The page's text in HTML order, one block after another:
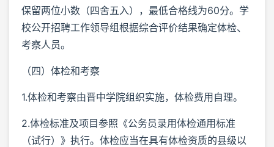
保留两位小数（四舍五入），最低合格线为60分。学
校公开招聘工作领导组根据综合评价结果确定体检、
考察人员。
（四）体检和考察
1.体检和考察由晋中学院组织实施，体检费用自理。
2.体检标准及项目参照《公务员录用体检通用标准
（试行）》执行。体检应当在具有体检资质的县级以